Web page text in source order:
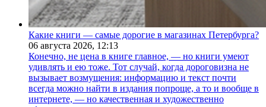
Какие книги — самые дорогие в магазинах Петербурга?
06 августа 2026, 12:13
Конечно, не цена в книге главное, — но книги умеют
удивлять и ею тоже. Тот случай, когда дороговизна не
вызывает возмущения: информацию и текст почти
всегда можно найти в издания попроще, а то и вообще в
интернете, — но качественная и художественно